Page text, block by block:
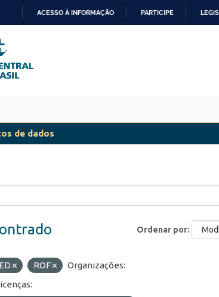
ACESSO À INFORMAÇÃO PARTICIPE
de dados
Ordenar por
ROF
Organizações: